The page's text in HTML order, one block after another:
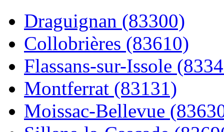
Draguignan (83300)
Collobrières (83610)
Flassans-sur-Issole
Montferrat (83131)
Moissac-Bellevue